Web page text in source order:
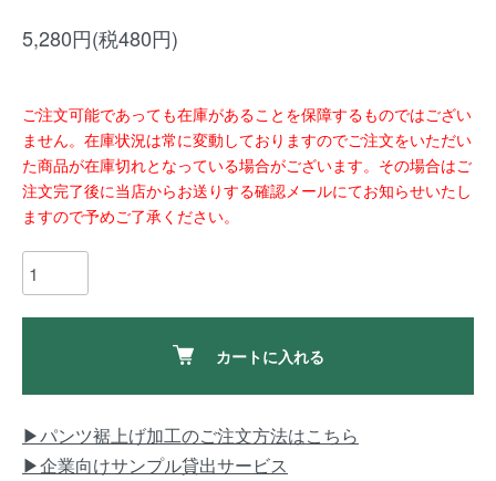
5,280円(税480円)
ご注文可能であっても在庫があることを保障するものではござい
ません。在庫状況は常に変動しておりますのでご注文をいただい
た商品が在庫切れとなっている場合がございます。その場合はご
注文完了後に当店からお送りする確認メールにてお知らせいたし
ますので予めご了承ください。
カートに入れる
▶パンツ裾上げ加工のご注文方法はこちら
▶企業向けサンプル貸出サービス